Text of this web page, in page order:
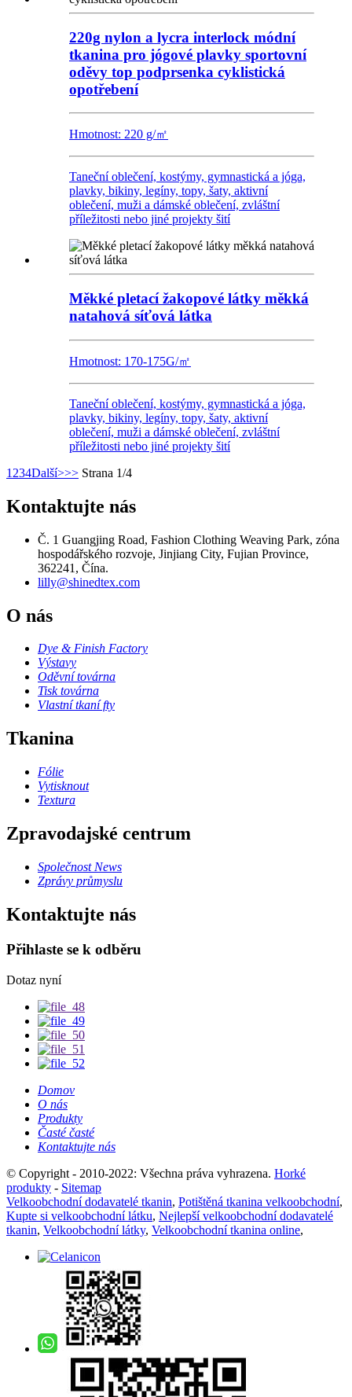
220g nylon a lycra interlock módní
tkanina pro jógové plavky sportovní
oděvy top podprsenka cyklistická
opotřebení
Hmotnost: 220 g/㎡
Taneční oblečení, kostýmy, gymnastická a jóga,
plavky, bikiny, legíny, topy, šaty, aktivní
oblečení, muži a dámské oblečení, zvláštní
příležitosti nebo jiné projekty šití
Měkké pletací žakopové látky měkká
natahová síťová látka
Hmotnost: 170-175G/㎡
Taneční oblečení, kostýmy, gymnastická a jóga,
plavky, bikiny, legíny, topy, šaty, aktivní
oblečení, muži a dámské oblečení, zvláštní
příležitosti nebo jiné projekty šití
1 234Další>>> Strana 1/4
Kontaktujte nás
Č. 1 Guangjing Road, Fashion Clothing Weaving Park, zóna
hospodářského rozvoje, Jinjiang City, Fujian Province,
362241, Čína.
lilly@shinedtex.com
O nás
Dye & Finish Factory
Výstavy
Oděvní továrna
Tisk továrna
Vlastní tkaní fty
Tkanina
Fólie
Vytisknout
Textura
Zpravodajské centrum
Společnost News
Zprávy průmyslu
Kontaktujte nás
Přihlaste se k odběru
Dotaz nyní
Domov
O nás
Produkty
Časté časté
Kontaktujte nás
© Copyright - 2010-2022: Všechna práva vyhrazena. Horké
produkty - Sitemap
Velkoobchodní dodavatelé tkanin, Potištěná tkanina velkoobchodní,
Kupte si velkoobchodní látku, Nejlepší velkoobchodní dodavatelé
tkanin, Velkoobchodní látky, Velkoobchodní tkanina online,